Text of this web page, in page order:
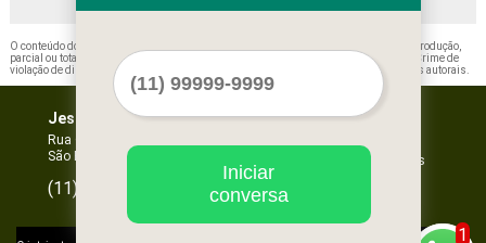
O conteúdo do texto "
" é de direito reservado. Sua reprodução,
parcial ou total, mesmo citando nossos links, é proibida sem a autorização do autor. Crime de
violação de direito autoral – artigo 184 do Código Penal –
Lei 9610/98 - Lei de direitos autorais
Jessica Forros e Divisórias
Rua Oscar Horta, 269 - Mooca
São Paulo - SP - CEP: 03105-110
(11)
Serviços
1
Iniciar
conversa